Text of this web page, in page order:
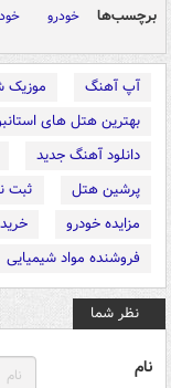
برچسب‌ها خودرو
آپ آهنگ موزیک
بهترین هتل های
دانلود آهنگ جدید
پرشین هتل
ثبت
مزایده خودرو
فروشنده مواد شیمیایی
نظر شما
نام